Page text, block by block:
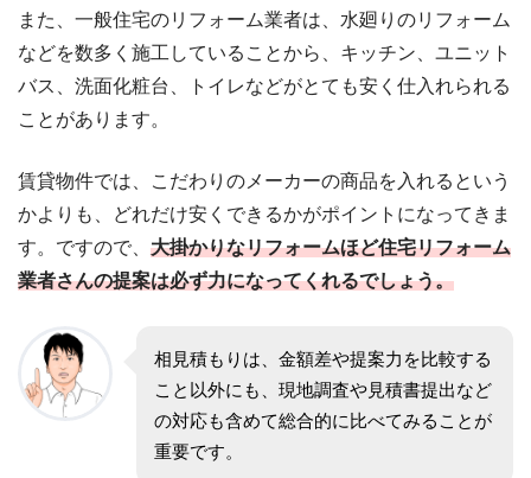
また、一般住宅のリフォーム業者は、水廻りのリフォーム
などを数多く施工していることから、キッチン、ユニット
バス、洗面化粧台、トイレなどがとても安く仕入れられる
ことがあります。
賃貸物件では、こだわりのメーカーの商品を入れるという
かよりも、どれだけ安くできるかがポイントになってきま
す。ですので、 大掛かりなリフォームほど住宅リフォーム
業者さんの提案は必ず力になってくれるでしょう。
相見積もりは、金額差や提案力を比較する
こと以外にも、現地調査や見積書提出など
の対応も含めて総合的に比べてみることが
重要です。